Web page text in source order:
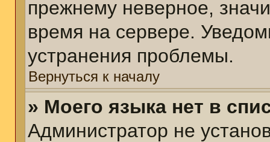
прежнему неверное,
время на сервере.
устранения проблемы.
Вернуться к началу
» Моего языка нет в
Администратор не